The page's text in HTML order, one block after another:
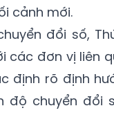
cảnh mới.
đổi số,
các đơn vị liên
định rõ định
độ chuyển đổi